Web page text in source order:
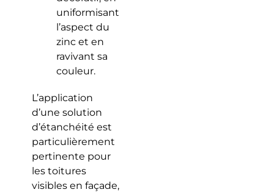
uniformisant
l’aspect du
zinc et en
ravivant sa
couleur.
L’application
d’une solution
d’étanchéité est
particulièrement
pertinente pour
les toitures
visibles en façade,